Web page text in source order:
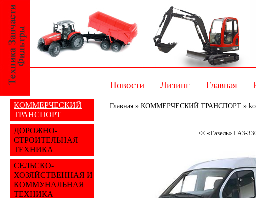
Новости Лизинг Главная
Главная » КОММЕРЧЕСКИЙ ТРАНСПОРТ »
<< «Газель» ГАЗ-
КОММЕРЧЕСКИЙ
ТРАНСПОРТ
ДОРОЖНО-
СТРОИТЕЛЬНАЯ
ТЕХНИКА
СЕЛЬСКО-
ХОЗЯЙСТВЕННАЯ И
КОММУНАЛЬНАЯ
ТЕХНИКА